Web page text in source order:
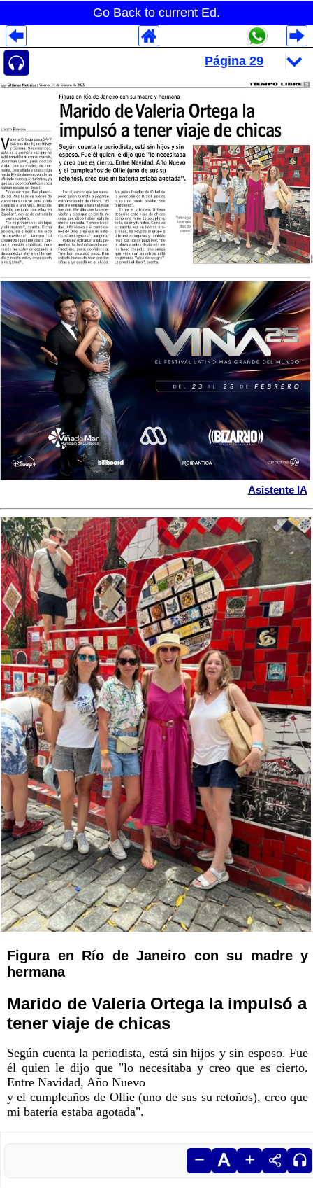
Go Back to current Ed.
Asistente IA
Figura en Río de Janeiro con su madre y
hermana
Marido de Valeria Ortega la impulsó a
tener viaje de chicas
Según cuenta la periodista, está sin hijos y sin esposo. Fue
él quien le dijo que "lo necesitaba y creo que es cierto.
Entre Navidad, Año Nuevo
y el cumpleaños de Ollie (uno de sus su retoños), creo que
mi batería estaba agotada".
Despliegues Analytics
Despliegues Totales
Despliegues por Rubros